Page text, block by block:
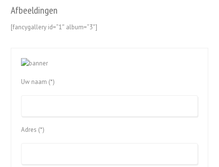
Afbeeldingen
[fancygallery id=”1″ album=”3″]
Uw naam (*)
Adres (*)